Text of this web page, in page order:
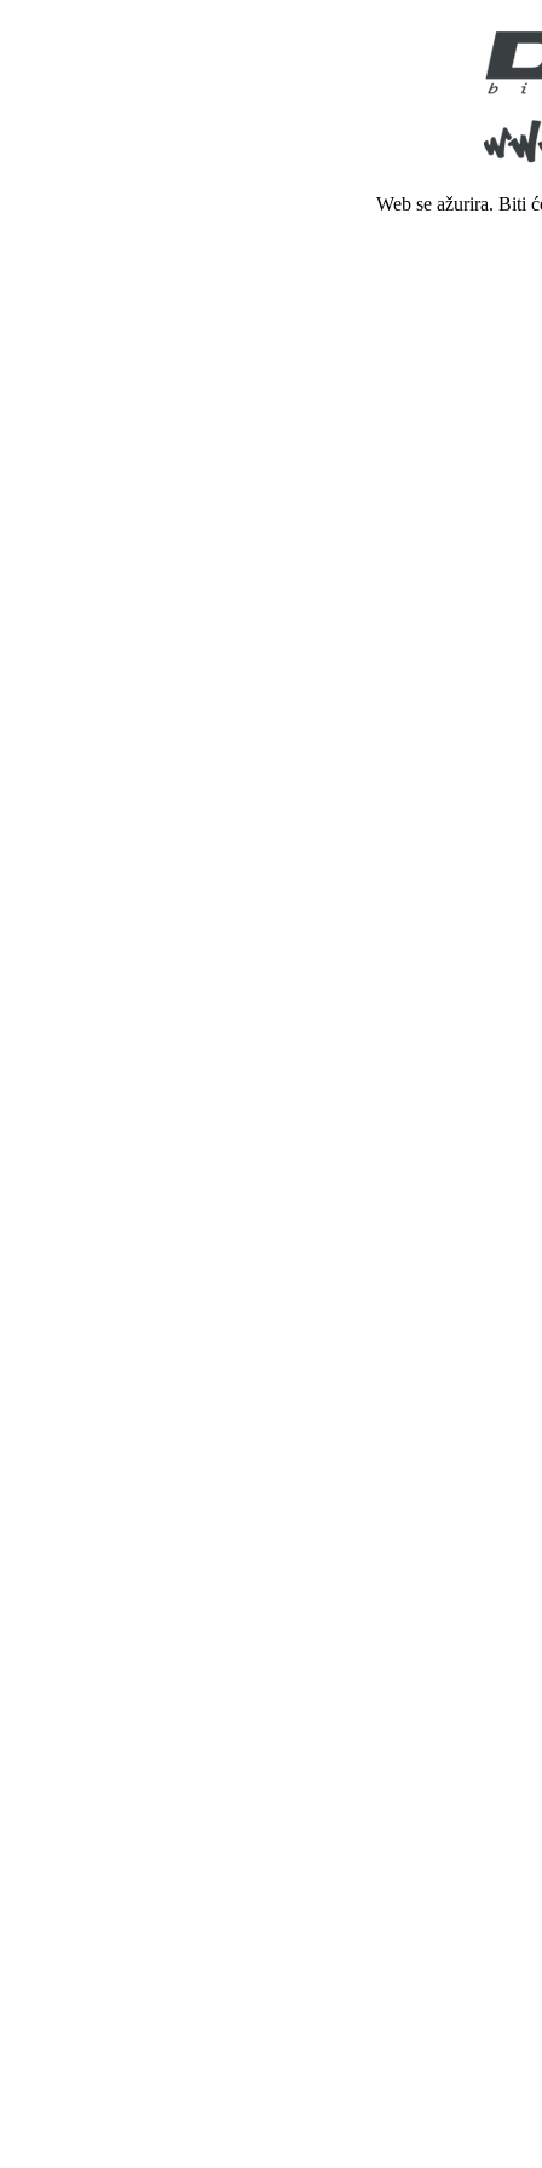
Web se ažurira. Biti